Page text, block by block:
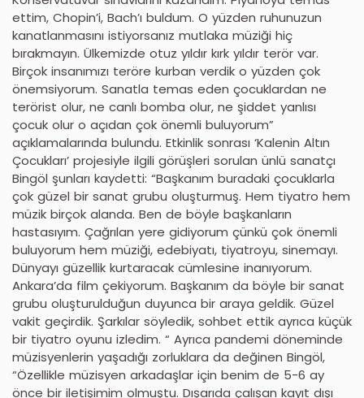
ettim, Chopin’i, Bach’ı buldum. O yüzden ruhunuzun
kanatlanmasını istiyorsanız mutlaka müziği hiç
bırakmayın. Ülkemizde otuz yıldır kırk yıldır terör var.
Birçok insanımızı teröre kurban verdik o yüzden çok
önemsiyorum. Sanatla temas eden çocuklardan ne
terörist olur, ne canlı bomba olur, ne şiddet yanlısı
çocuk olur o açıdan çok önemli buluyorum”
açıklamalarında bulundu. Etkinlik sonrası ‘Kalenin Altın
Çocukları’ projesiyle ilgili görüşleri sorulan ünlü sanatçı
Bingöl şunları kaydetti: “Başkanım buradaki çocuklarla
çok güzel bir sanat grubu oluşturmuş. Hem tiyatro hem
müzik birçok alanda. Ben de böyle başkanların
hastasıyım. Çağrılan yere gidiyorum çünkü çok önemli
buluyorum hem müziği, edebiyatı, tiyatroyu, sinemayı.
Dünyayı güzellik kurtaracak cümlesine inanıyorum.
Ankara’da film çekiyorum. Başkanım da böyle bir sanat
grubu oluşturulduğun duyunca bir araya geldik. Güzel
vakit geçirdik. Şarkılar söyledik, sohbet ettik ayrıca küçük
bir tiyatro oyunu izledim. “ Ayrıca pandemi döneminde
müzisyenlerin yaşadığı zorluklara da değinen Bingöl,
“Özellikle müzisyen arkadaşlar için benim de 5-6 ay
önce bir iletişimim olmuştu. Dışarıda çalışan kayıt dışı